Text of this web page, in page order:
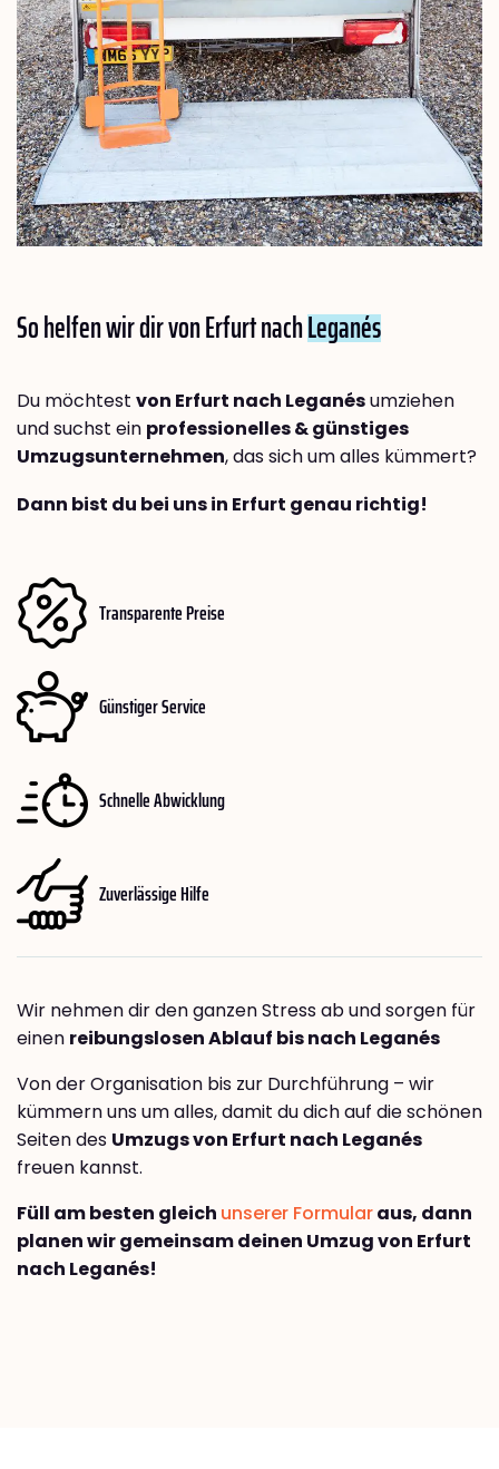
So helfen wir dir von Erfurt nachLeganés
Du möchtest von Erfurt nach Leganésumziehen
und suchst ein professionelles & günstiges
Umzugsunternehmen, das sich um alles kümmert?
Dann bist du bei uns in Erfurt genau richtig!
Transparente Preise
Günstiger Service
Schnelle Abwicklung
Zuverlässige Hilfe
Wir nehmen dir den ganzen Stress ab und sorgen für
einen reibungslosen Ablauf bis nach Leganés
Von der Organisation bis zur Durchführung – wir
kümmern uns um alles, damit du dich auf die schönen
Seiten des Umzugs von Erfurt nach Leganés
freuen kannst.
Füll am besten gleich unserer Formularaus, dann
planen wir gemeinsam deinen Umzug von Erfurt
nach Leganés!